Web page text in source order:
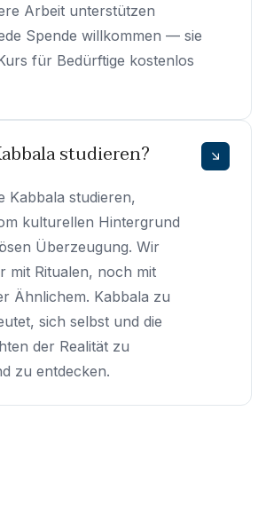
Arbeit unterstützen
Spende willkommen — sie
für Bedürftige kostenlos
studieren?
Kabbala studieren,
kulturellen Hintergrund
Überzeugung. Wir
mit Ritualen, noch mit
Ähnlichem. Kabbala zu
sich selbst und die
der Realität zu
zu entdecken.